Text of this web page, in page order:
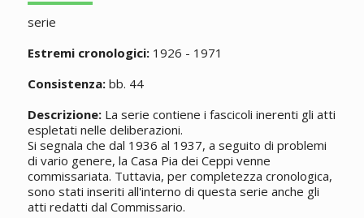
serie
Estremi cronologici:1926 - 1971
Consistenza:bb. 44
Descrizione:La serie contiene i fascicoli inerenti gli atti
espletati nelle deliberazioni.
Si segnala che dal 1936 al 1937, a seguito di problemi
di vario genere, la Casa Pia dei Ceppi venne
commissariata. Tuttavia, per completezza cronologica,
sono stati inseriti all'interno di questa serie anche gli
atti redatti dal Commissario.